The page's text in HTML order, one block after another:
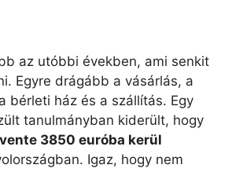
az utóbbi években, ami senkit
Egyre drágább a vásárlás, a
bérleti ház és a szállítás. Egy
tanulmányban kiderült, hogy
3850 euróba kerül
Igaz, hogy nem